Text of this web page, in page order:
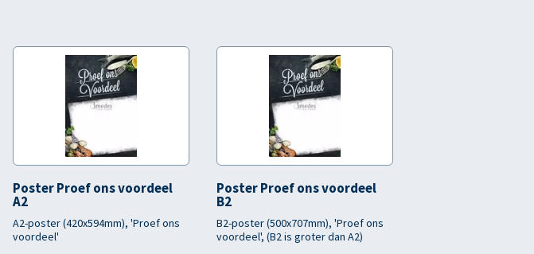
Poster Proef ons voordeel
A2
A2-poster (420x594mm), 'Proef ons
voordeel'
Poster Proef ons voordeel
B2
B2-poster (500x707mm), 'Proef ons
voordeel', (B2 is groter dan A2)